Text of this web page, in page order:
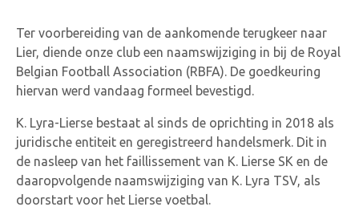
Ter voorbereiding van de aankomende terugkeer naar
Lier, diende onze club een naamswijziging in bij de Royal
Belgian Football Association (RBFA). De goedkeuring
hiervan werd vandaag formeel bevestigd.
K. Lyra-Lierse bestaat al sinds de oprichting in 2018 als
juridische entiteit en geregistreerd handelsmerk. Dit in
de nasleep van het faillissement van K. Lierse SK en de
daaropvolgende naamswijziging van K. Lyra TSV, als
doorstart voor het Lierse voetbal.